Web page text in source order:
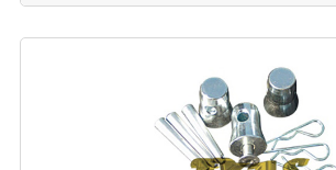
Filtres Passifs
Haut-Parleurs Amplis Guitare